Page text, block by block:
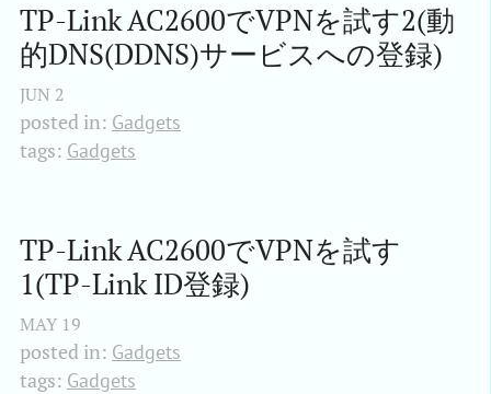
TP-Link AC2600でVPNを試す2(動
的DNS(DDNS)サービスへの登録)
JUN 2
posted in: Gadgets
tags: Gadgets
TP-Link AC2600でVPNを試す
1(TP-Link ID登録)
MAY 19
posted in: Gadgets
tags: Gadgets